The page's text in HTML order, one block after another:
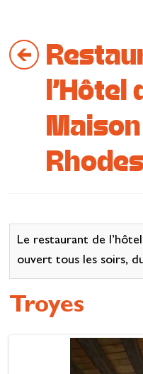
Bouger
Se loger
Se restaurer
S’inspirer
l'Hôtel
Rhodes
Le restaurant de
ouvert tous les soirs,
Troyes